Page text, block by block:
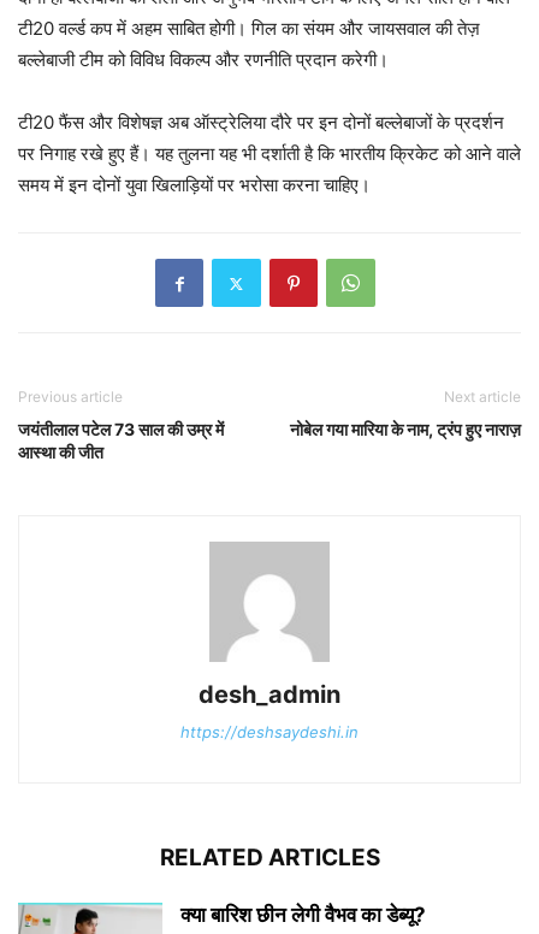
टी20 वर्ल्ड कप में अहम साबित होगी। गिल का संयम और जायसवाल की तेज़
बल्लेबाजी टीम को विविध विकल्प और रणनीति प्रदान करेगी।
टी20 फैंस और विशेषज्ञ अब ऑस्ट्रेलिया दौरे पर इन दोनों बल्लेबाजों के प्रदर्शन
पर निगाह रखे हुए हैं। यह तुलना यह भी दर्शाती है कि भारतीय क्रिकेट को आने वाले
समय में इन दोनों युवा खिलाड़ियों पर भरोसा करना चाहिए।
Previous article
जयंतीलाल पटेल 73 साल की उम्र में
आस्था की जीत
Next article
नोबेल गया मारिया के नाम, ट्रंप हुए नाराज़
desh_admin
https://deshsaydeshi.in
RELATED ARTICLES
क्या बारिश छीन लेगी वैभव का डेब्यू?